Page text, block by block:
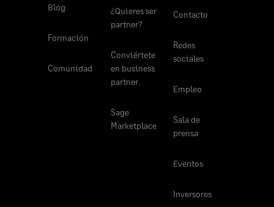
Blog
Formación
Comunidad
¿Quieres ser
partner?
Conviértete
en business
partner
Sage
Marketplace
Contacto
Redes
sociales
Empleo
Sala de
prensa
Eventos
Inversores